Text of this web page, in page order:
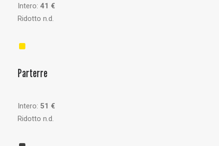
Intero: 41 €
Ridotto n.d.
Parterre
Intero: 51 €
Ridotto n.d.